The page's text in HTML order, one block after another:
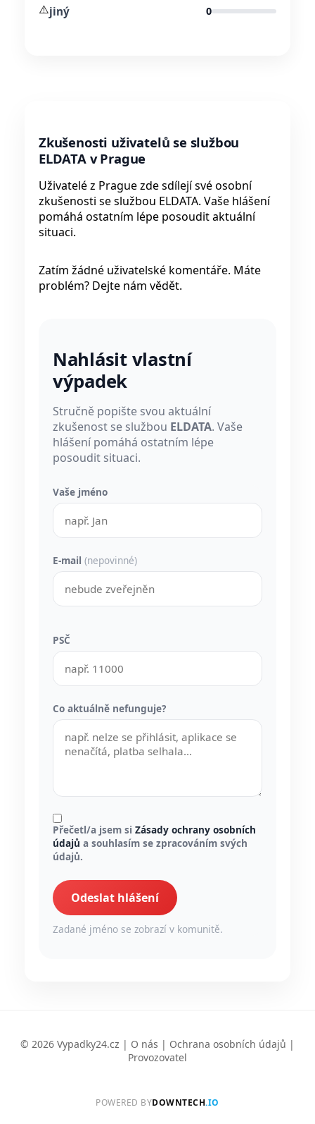
⚠️jiný 0
Zkušenosti uživatelů se službou
ELDATA v Prague
Uživatelé z Prague zde sdílejí své osobní
zkušenosti se službou ELDATA. Vaše hlášení
pomáhá ostatním lépe posoudit aktuální
situaci.
Zatím žádné uživatelské komentáře. Máte
problém? Dejte nám vědět.
Nahlásit vlastní
výpadek
Stručně popište svou aktuální
zkušenost se službou ELDATA. Vaše
hlášení pomáhá ostatním lépe
posoudit situaci.
Vaše jméno
E-mail (nepovinné)
PSČ
Co aktuálně nefunguje?
Přečetl/a jsem si Zásady ochrany osobních
údajů a souhlasím se zpracováním svých
údajů.
Odeslat hlášení
Zadané jméno se zobrazí v komunitě.
© 2026 Vypadky24.cz | O nás | Ochrana osobních údajů |
Provozovatel
POWERED BYDOWNTECH.IO